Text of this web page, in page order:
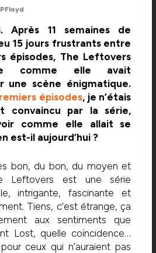
PFloyd
Après 11 semaines de
15 jours frustrants entre
épisodes, The Leftovers
comme elle avait
une scène énigmatique.
épisodes, je n’étais
convaincu par la série,
comme elle allait se
est-il aujourd’hui ?
bon, du bon, du moyen et
Leftovers est une série
intrigante, fascinante et
Tiens, c’est étrange, ça
aux sentiments que
Lost, quelle coïncidence…
ceux qui n’auraient pas